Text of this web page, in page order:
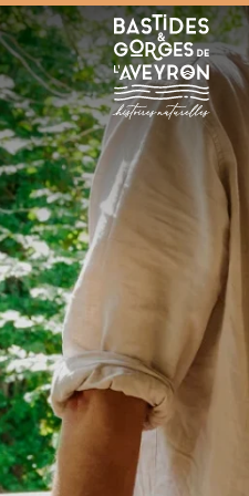
Bastides et